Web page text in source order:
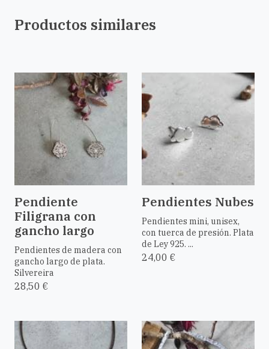
Productos similares
Pendiente
Filigrana con
gancho largo
Pendientes de madera con
gancho largo de plata.
Silvereira
28,50 €
Pendientes Nubes
Pendientes mini, unisex,
con tuerca de presión. Plata
de Ley 925. ...
24,00 €